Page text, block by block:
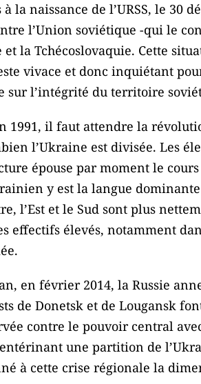
la naissance de l’URSS, le 30
l’Union soviétique -qui le
la Tchécoslovaquie. Cette
vivace et donc inquiétant
sur l’intégrité du territoire
1991, il faut attendre la
l’Ukraine est divisée. Les
épouse par moment le
y est la langue
l’Est et le Sud sont plus
effectifs élevés, notamment
en février 2014, la Russie
de Donetsk et de Lougansk
contre le pouvoir central
une partition de
à cette crise régionale la